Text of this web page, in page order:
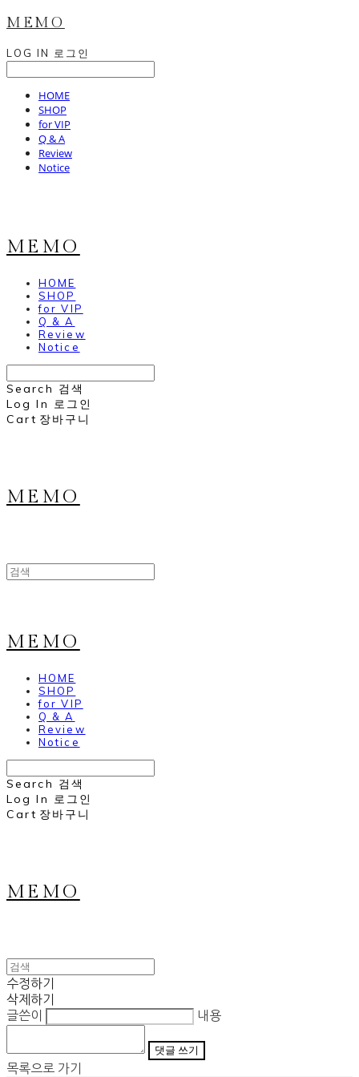
MEMO
LOG IN 로그인
HOME
SHOP
for VIP
Q & A
Review
Notice
MEMO
HOME
SHOP
for VIP
Q & A
Review
Notice
Search 검색
Log In 로그인
Cart 장바구니
MEMO
MEMO
HOME
SHOP
for VIP
Q & A
Review
Notice
Search 검색
Log In 로그인
Cart 장바구니
MEMO
수정하기
삭제하기
글쓴이
내용
댓글 쓰기
목록으로 가기